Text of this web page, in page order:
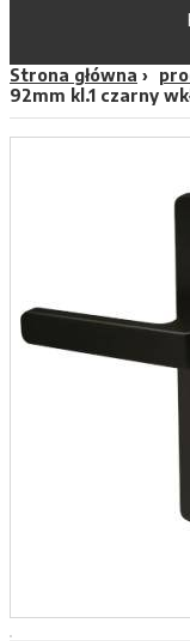
Strona główna
92mm kl.1 czarny